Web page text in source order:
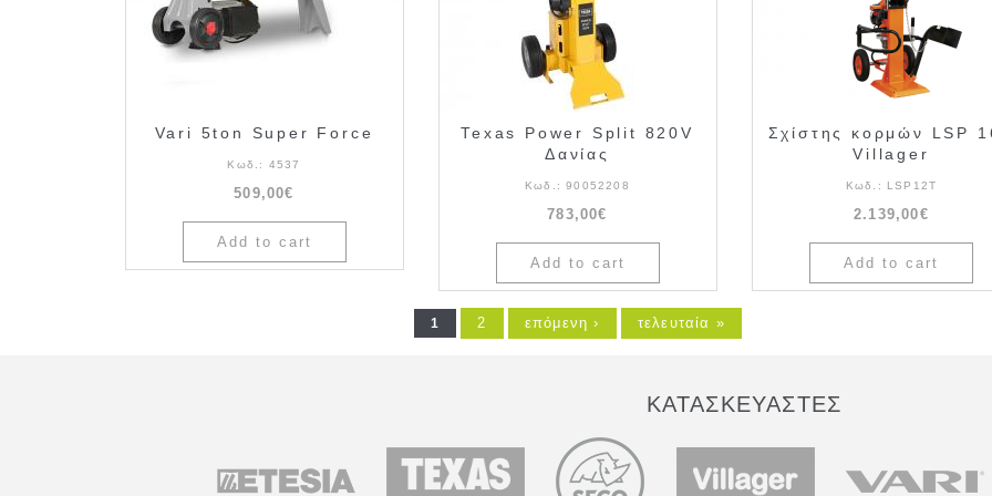
Vari 5ton Super Force
Κωδ.: 4537
509,00€
Texas Power Split 820V
Δανίας
Κωδ.: 90052208
783,00€
Σχίστης κορμών LSP
Villager
Κωδ.: LSP12T
2.139,00€
1 2 επόμενη › τελευταία »
ΚΑΤΑΣΚΕΥΑΣΤΕΣ